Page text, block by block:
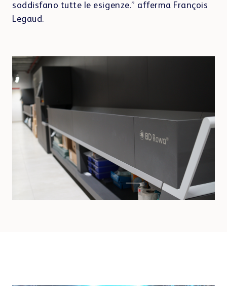
soddisfano tutte le esigenze.” afferma François
Legaud.